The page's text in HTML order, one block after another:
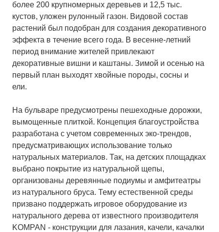
более 200 крупномерных деревьев и 12,5 тыс.
кустов, уложен рулонный газон. Видовой состав
растений был подобран для создания декоративного
эффекта в течение всего года. В весенне-летний
период внимание жителей привлекают
декоративные вишни и каштаны. Зимой и осенью на
первый план выходят хвойные породы, сосны и
ели.
На бульваре предусмотрены пешеходные дорожки,
вымощенные плиткой. Концепция благоустройства
разработана с учетом современных эко-трендов,
предусматривающих использование только
натуральных материалов. Так, на детских площадках
выбрано покрытие из натуральной щепы,
организованы деревянные подиумы и амфитеатры
из натурального бруса. Тему естественной среды
призвано поддержать игровое оборудование из
натурального дерева от известного производителя
KOMPAN - конструкции для лазания, качели, качалки